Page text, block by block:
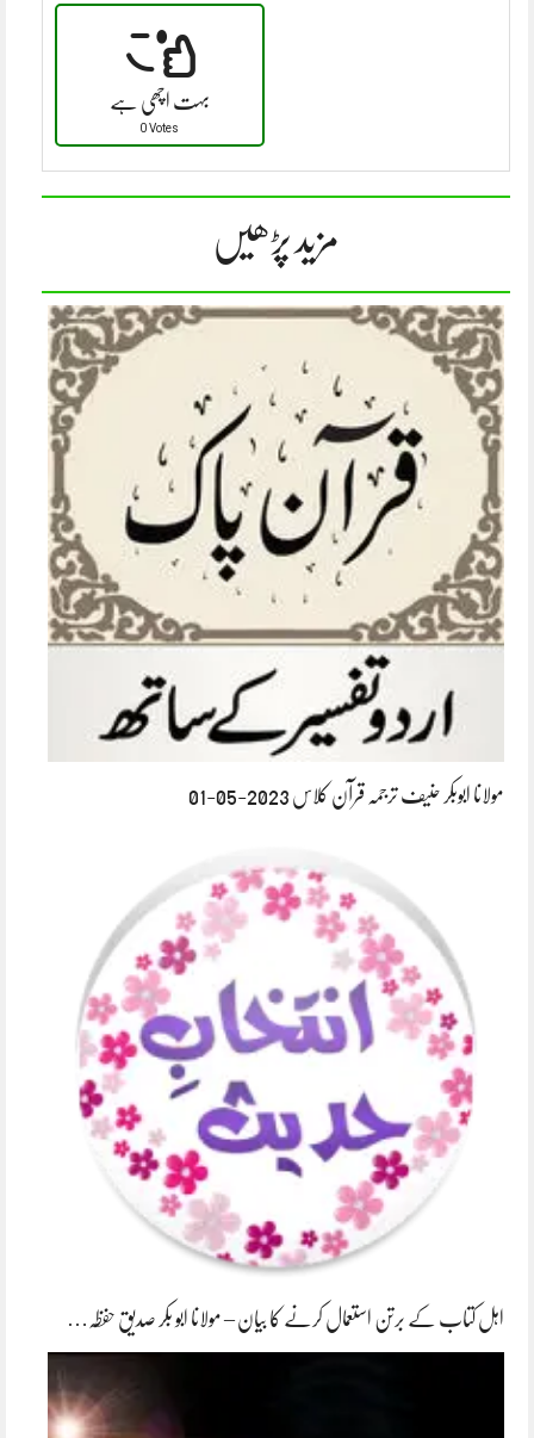
بہت اچھی ہے
0 Votes
مزید پڑھیں
مولانا ابوبکر حنیف ترجمہ قرآن کلاس 2023-05-01
اہل کتاب کے برتن استعمال کرنے کا بیان – مولانا ابو بکر صدیق حفظہ…